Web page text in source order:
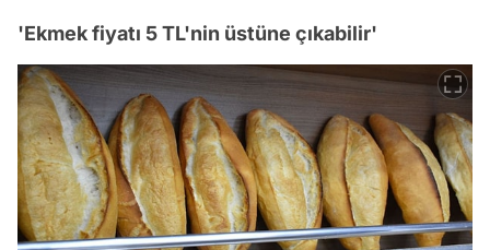
'Ekmek fiyatı 5 TL'nin üstüne çıkabilir'